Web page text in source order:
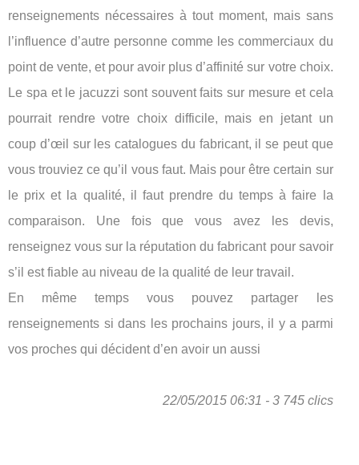
renseignements nécessaires à tout moment, mais sans
l’influence d’autre personne comme les commerciaux du
point de vente, et pour avoir plus d’affinité sur votre choix.
Le spa et le jacuzzi sont souvent faits sur mesure et cela
pourrait rendre votre choix difficile, mais en jetant un
coup d’œil sur les catalogues du fabricant, il se peut que
vous trouviez ce qu’il vous faut. Mais pour être certain sur
le prix et la qualité, il faut prendre du temps à faire la
comparaison. Une fois que vous avez les devis,
renseignez vous sur la réputation du fabricant pour savoir
s’il est fiable au niveau de la qualité de leur travail.
En même temps vous pouvez partager les
renseignements si dans les prochains jours, il y a parmi
vos proches qui décident d’en avoir un aussi
22/05/2015 06:31 - 3 745 clics